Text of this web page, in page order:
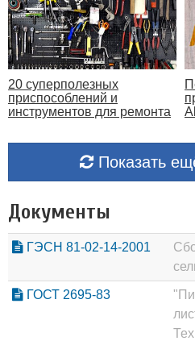
20 суперполезных
приспособлений и
инструментов для ремонта
Показать
Документы
ГЭСН 81-02-14-2001
ГОСТ 2695-83